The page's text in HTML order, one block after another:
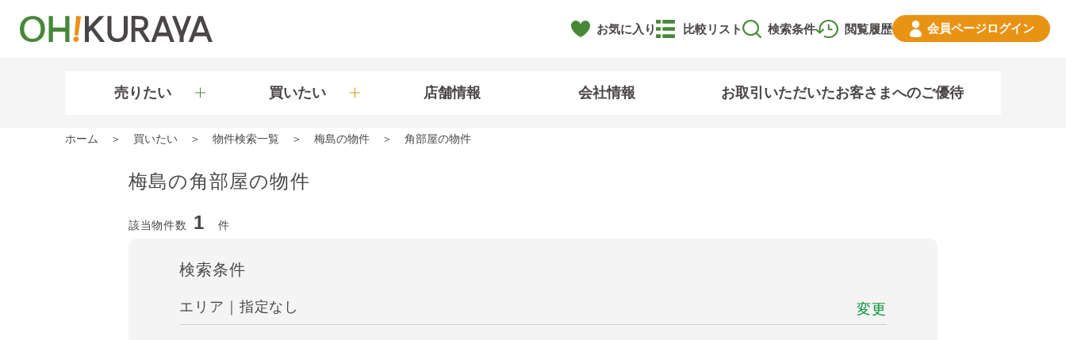
お気に入り 閲覧履歴
比較リスト 検索条件 会員ページログイン
売りたい 買いたい 店舗情報 会社情報 お取引いただいたお客さまへのご優待
ホーム 買いたい 物件検索一覧 梅島の物件 角部屋の物件
梅島の角部屋の物件
該当物件数 1 件
検索条件
エリア｜指定なし 変更